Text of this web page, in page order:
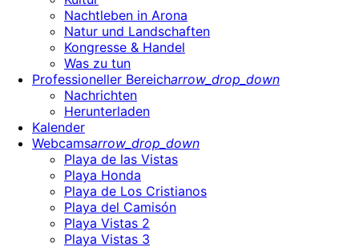
Nachtleben in Arona
Natur und Landschaften
Kongresse & Handel
Was zu tun
Professioneller Bereicharrow_drop_down
Nachrichten
Herunterladen
Kalender
Webcamsarrow_drop_down
Playa de las Vistas
Playa Honda
Playa de Los Cristianos
Playa del Camisón
Playa Vistas 2
Playa Vistas 3